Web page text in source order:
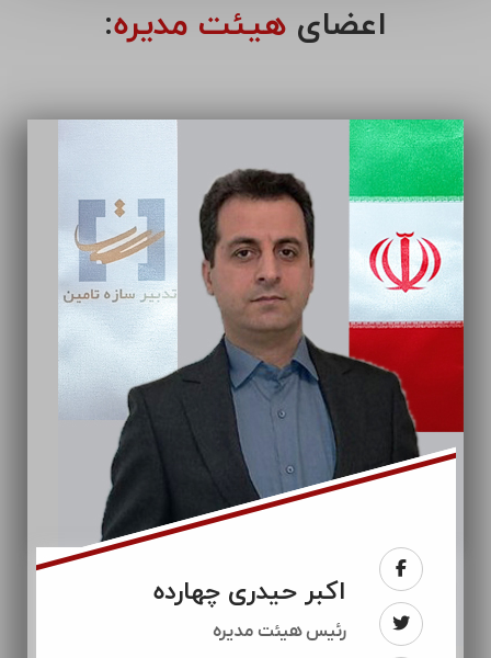
اعضای هیئت مدیره:
اکبر حیدری چهارده
رئيس هیئت مدیره